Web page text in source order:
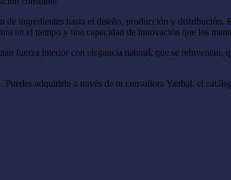
ingredientes hasta el diseño, producción y distribución.
en el tiempo y una capacidad de innovación que los
fuerza interior con elegancia natural, que se reinventan,
adquirirlo a través de tu consultora Yanbal, el